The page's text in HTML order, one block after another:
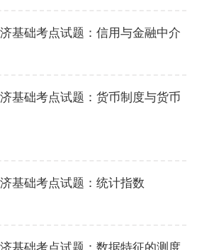
基础考点试题：信用与金融中介
基础考点试题：货币制度与货币
基础考点试题：统计指数